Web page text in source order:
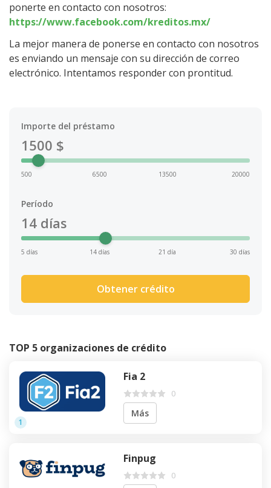
ponerte en contacto con nosotros:
https://www.facebook.com/kreditos.mx/
La mejor manera de ponerse en contacto con nosotros
es enviando un mensaje con su dirección de correo
electrónico. Intentamos responder con prontitud.
Importe del préstamo
1500 $
500 6500 13500 20000
Período
14 días
5 días 14 días 21 día 30 días
Obtener crédito
TOP 5 organizaciones de crédito
1
Fia 2
0
Más
Finpug
0